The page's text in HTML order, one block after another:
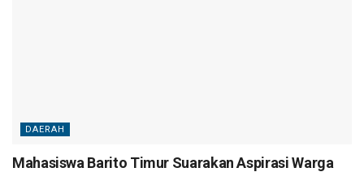
DAERAH
Mahasiswa Barito Timur Suarakan Aspirasi Warga